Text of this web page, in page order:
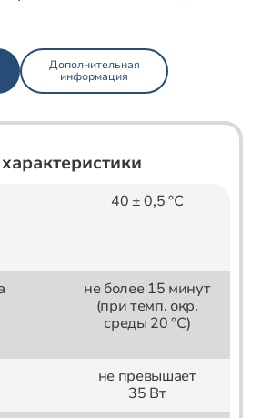
Дополнительная
информация
40 ± 0,5 °С
не более 15 минут
(при темп. окр.
среды 20 °С)
не превышает
35 Вт